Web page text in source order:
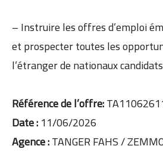
– Instruire les offres d’emploi
et prospecter toutes les
l’étranger de nationaux
Référence de l’offre:
Date :11/06/2026
Agence :TANGER FAHS /